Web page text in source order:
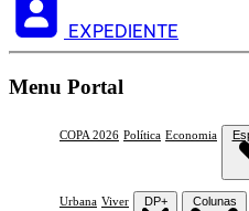
EXPEDIENTE
Menu Portal
COPA 2026 Política Economia
Urbana Viver DP+ Colunas